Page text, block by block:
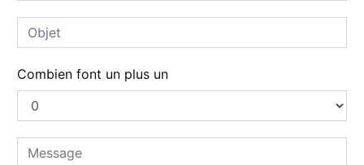
Combien font un plus un